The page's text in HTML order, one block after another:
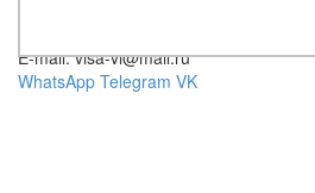
E-mail: visa-vl@mail.ru
WhatsApp Telegram VK